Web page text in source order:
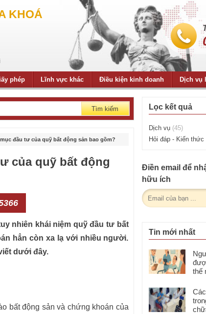
KHOÁ
phép Lĩnh vực khác Điều kiện kinh doanh Dịch vụ
Tìm kiếm
đầu tư của quỹ bất động sản bao gồm?
của quỹ bất động
nhiên khái niệm quỹ đầu tư bất
hẳn còn xa lạ với nhiều người.
dưới đây.
bất động sản và chứng khoán của
Lọc kết quả
Dịch vụ (45)
Hỏi đáp - Kiến thức
Điền email để
hữu ích
Tin mới nhất
thế